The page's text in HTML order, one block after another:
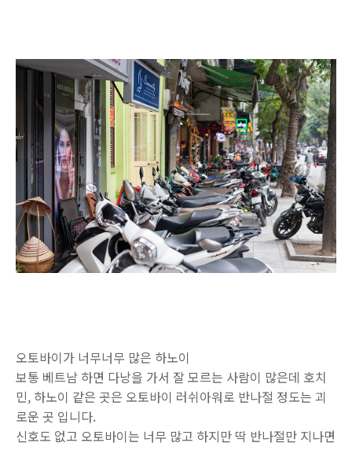
오토바이가 너무너무 많은 하노이
보통 베트남 하면 다낭을 가서 잘 모르는 사람이 많은데 호치
민, 하노이 같은 곳은 오토바이 러쉬아워로 반나절 정도는 괴
로운 곳 입니다.
신호도 없고 오토바이는 너무 많고 하지만 딱 반나절만 지나면